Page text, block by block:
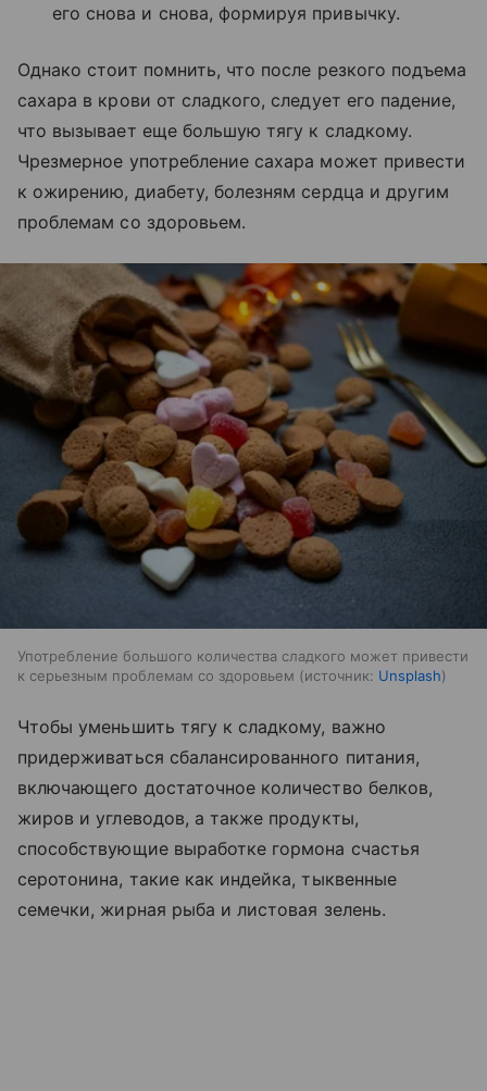
его снова и снова, формируя привычку.
Однако стоит помнить, что после резкого подъема
сахара в крови от сладкого, следует его падение,
что вызывает еще большую тягу к сладкому.
Чрезмерное употребление сахара может привести
к ожирению, диабету, болезням сердца и другим
проблемам со здоровьем.
Употребление большого количества сладкого может привести
к серьезным проблемам со здоровьем
источник: Unsplash
Чтобы уменьшить тягу к сладкому, важно
придерживаться сбалансированного питания,
включающего достаточное количество белков,
жиров и углеводов, а также продукты,
способствующие выработке гормона счастья
серотонина, такие как индейка, тыквенные
семечки, жирная рыба и листовая зелень.